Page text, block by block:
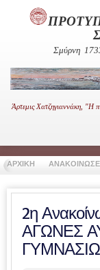
Σμύρνη
Άρτεμις Χατζηγιαννάκη, "Η
ΑΡΧΙΚΗ
2η
ΑΓΩΝΕΣ